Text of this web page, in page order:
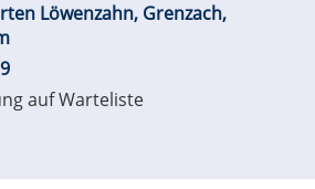
Löwenzahn, Grenzach,
auf Warteliste